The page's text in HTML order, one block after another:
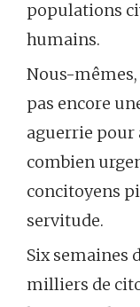
populations
humains.
Nous-mêmes,
pas encore
aguerrie pour
combien
concitoyens
servitude.
Six semaines
milliers de